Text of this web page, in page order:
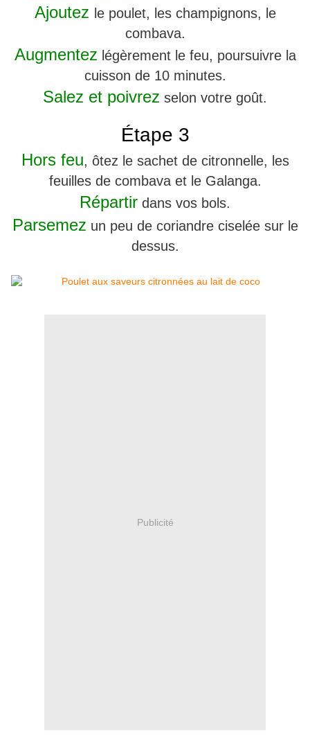
Ajoutez le poulet, les champignons, le
combava.
Augmentez légèrement le feu, poursuivre la
cuisson de 10 minutes.
Salez et poivrez selon votre goût.
Étape 3
Hors feu, ôtez le sachet de citronnelle, les
feuilles de combava et le Galanga.
Répartir dans vos bols.
Parsemez un peu de coriandre ciselée sur le
dessus.
Publicité